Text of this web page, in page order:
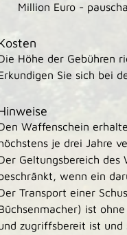
Million Euro -
Höhe der Gebühren
Sie sich bei
Waffenschein
je drei Jahre
Geltungsbereich
wenn ein
Transport einer
ist
zugriffsbereit ist